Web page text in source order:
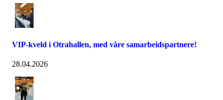
VIP-kveld i Otrahallen, med våre samarbeidspartnere!
28.04.2026